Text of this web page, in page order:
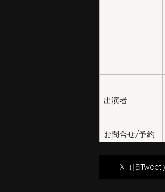
出演者
お問合せ/予約
X（旧Tweet）